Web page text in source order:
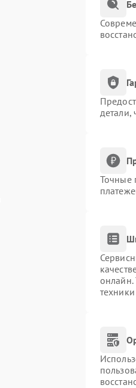
детали,
Точные
онлайн.
техники